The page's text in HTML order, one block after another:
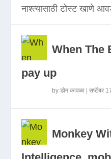
नाश्त्यासाठी टोस्ट खाणे
When The
pay up
byडोम कावळा |सप्टेंबर
Monkey